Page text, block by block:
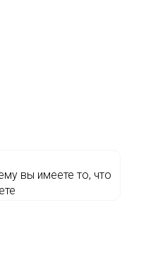
вы имеете то, что